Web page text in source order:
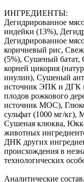
ИНГРЕДИЕНТЫ:
Дегидрированное
индейки (13%),
Дегидрированное
коричневый рис,
(5%), Сушеный батат,
корней цикория
инулин), Сушеный
источник ЭПК и ДГК
плодов рожкового
источник МОС),
сульфат (1000 мг/кг),
Сушеная клюква,
животных
ДНК других
происхождения в
технологических
Аналитические